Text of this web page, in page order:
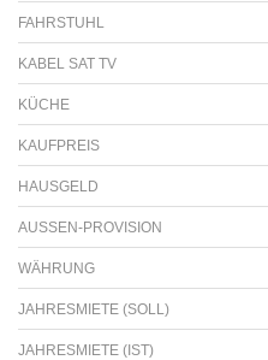
FAHRSTUHL
KABEL SAT TV
KÜCHE
KAUFPREIS
HAUSGELD
AUSSEN-PROVISION
WÄHRUNG
JAHRESMIETE (SOLL)
JAHRESMIETE (IST)